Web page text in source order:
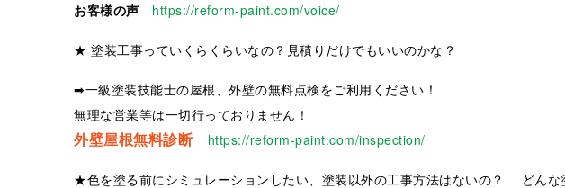
お客様の声
https://reform-paint.com/voice/
★ 塗装工事っていくらくらいなの？見積りだけでもいいのかな？
➡一級塗装技能士の屋根、外壁の無料点検をご利用ください！
無理な営業等は一切行っておりません！
外壁屋根無料診断 https://reform-paint.com/inspection/
★色を塗る前にシミュレーションしたい、塗装以外の工事方法はないの？ どん